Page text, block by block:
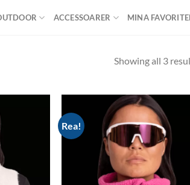
ACCESSOARER MINA
Showing all 3
Rea!